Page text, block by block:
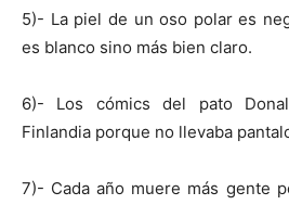
5)- La piel de un oso polar es
es blanco sino más bien claro.
6)- Los cómics del pato
Finlandia porque no llevaba
7)- Cada año muere más gente